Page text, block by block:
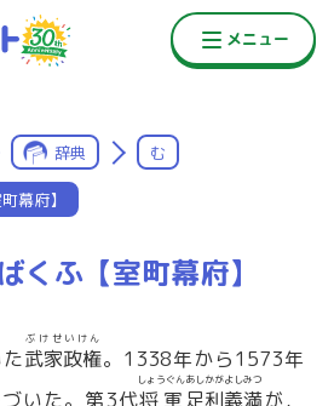
辞典 む
幕府】
くふ【室町幕府】
武家政権
ぶけせいけん
。1338年から1573年
いた。第3代将軍
しょうぐん
足利義満
あしかがよしみつ
が，